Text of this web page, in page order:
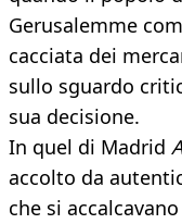
Gerusalemme
cacciata dei
sullo sguardo
sua decisione.
In quel di Madrid
accolto da
che si